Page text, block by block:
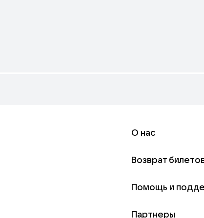
О нас
Возврат
Помощь и
Партнеры